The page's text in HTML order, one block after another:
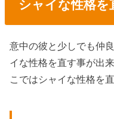
シャイな性格を
意中の彼と少しでも仲
イな性格を直す事が出
こではシャイな性格を